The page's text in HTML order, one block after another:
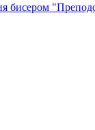
бисером